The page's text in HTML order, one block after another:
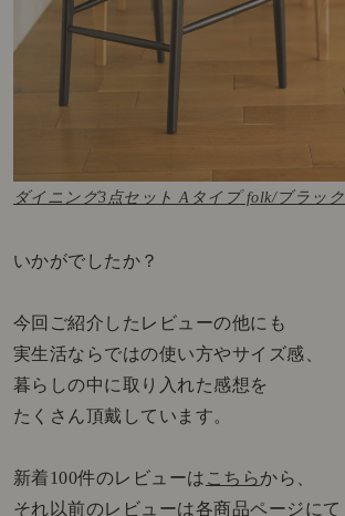
ダイニング3点セット Aタイプ folk/ブラック
いかがでしたか？
今回ご紹介したレビューの他にも
実生活ならではの使い方やサイズ感、
暮らしの中に取り入れた感想を
たくさん頂戴しています。
新着100件のレビューは こちらから、
それ以前のレビューは各商品ページにて